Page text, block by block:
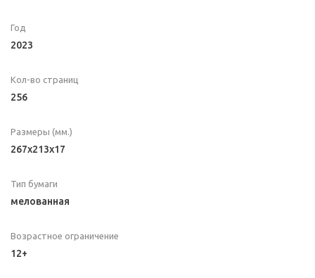
Год
2023
Кол-во страниц
256
Размеры (мм.)
267x213x17
Тип бумаги
мелованная
Возрастное ограничение
12+